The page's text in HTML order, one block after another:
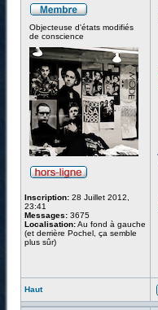
Objecteuse d'états modifiés
de conscience
Inscription: 28 Juillet 2012,
23:41
Messages: 3675
Localisation:Au fond à gauche
(et derrière Pochel, ça semble
plus sûr)
Haut